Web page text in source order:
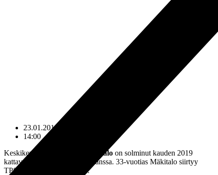
23.01.2019
14:00
Keskikenttäpelaaja
Mika Mäkitalo on solminut kauden 2019
kattavan sopimuksen TPS:n kanssa. 33-vuotias Mäkitalo siirtyy
TPS:ään FC Interin riveistä.